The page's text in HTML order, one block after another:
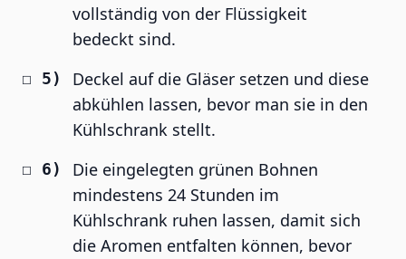
vollständig von der Flüssigkeit
bedeckt sind.
Deckel auf die Gläser setzen und diese
abkühlen lassen, bevor man sie in den
Kühlschrank stellt.
Die eingelegten grünen Bohnen
mindestens 24 Stunden im
Kühlschrank ruhen lassen, damit sich
die Aromen entfalten können, bevor